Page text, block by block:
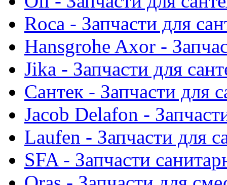
Roca - Запчасти для
Hansgrohe Axor -
Jika - Запчасти для
Сантек - Запчасти для
Jacob Delafon -
Laufen - Запчасти для
SFA - Запчасти